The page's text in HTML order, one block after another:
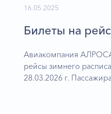
16.05.2025
Билеты на
Авиакомпания
рейсы зимнего
28.03.2026 г.